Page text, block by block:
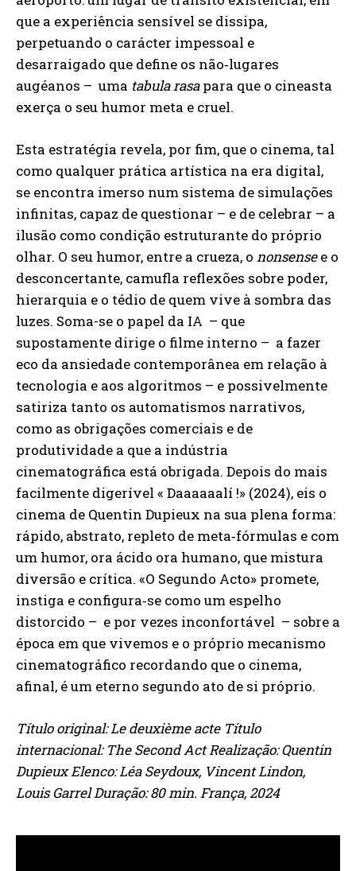
que a experiência sensível se dissipa,
perpetuando o carácter impessoal e
desarraigado que define os não‑lugares
augéanos – uma tabula rasapara que o cineasta
exerça o seu humor meta e cruel.
Esta estratégia revela, por fim, que o cinema, tal
como qualquer prática artística na era digital,
se encontra imerso num sistema de simulações
infinitas, capaz de questionar – e de celebrar – a
ilusão como condição estruturante do próprio
olhar. O seu humor, entre a crueza, o nonsensee o
desconcertante, camufla reflexões sobre poder,
hierarquia e o tédio de quem vive à sombra das
luzes. Soma-se o papel da IA – que
supostamente dirige o filme interno – a fazer
eco da ansiedade contemporânea em relação à
tecnologia e aos algoritmos – e possivelmente
satiriza tanto os automatismos narrativos,
como as obrigações comerciais e de
produtividade a que a indústria
cinematográfica está obrigada. Depois do mais
facilmente digerível « Daaaaaalí !» (2024), eis o
cinema de Quentin Dupieux na sua plena forma:
rápido, abstrato, repleto de meta‑fórmulas e com
um humor, ora ácido ora humano, que mistura
diversão e crítica. «O Segundo Acto» promete,
instiga e configura‑se como um espelho
distorcido – e por vezes inconfortável – sobre a
época em que vivemos e o próprio mecanismo
cinematográfico recordando que o cinema,
afinal, é um eterno segundo ato de si próprio.
Título original: Le deuxième acte Título
internacional: The Second Act Realização: Quentin
Dupieux Elenco: Léa Seydoux, Vincent Lindon,
Louis Garrel Duração: 80 min. França, 2024